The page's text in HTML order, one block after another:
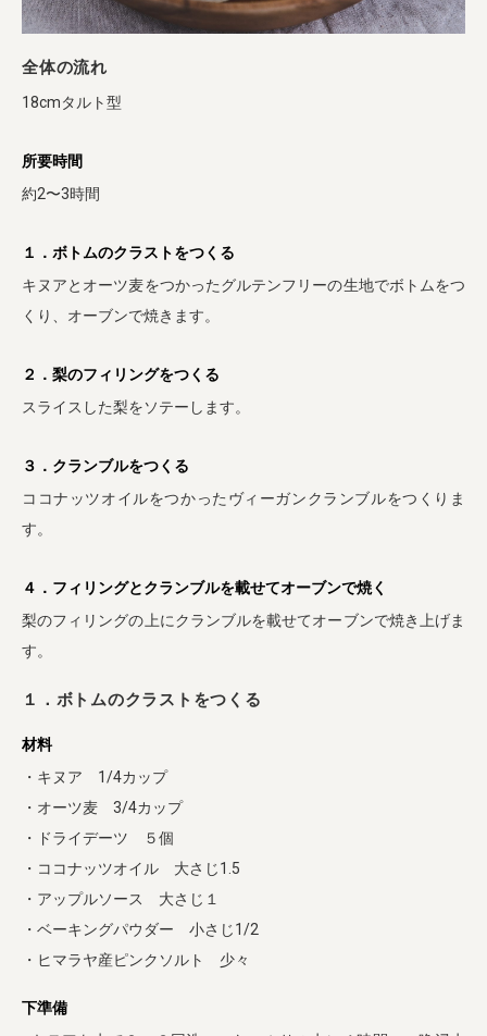
全体の流れ
18cmタルト型
所要時間
約2〜3時間
１．ボトムのクラストをつくる
キヌアとオーツ麦をつかったグルテンフリーの生地でボトムをつ
くり、オーブンで焼きます。
２．梨のフィリングをつくる
スライスした梨をソテーします。
３．クランブルをつくる
ココナッツオイルをつかったヴィーガンクランブルをつくりま
す。
４．フィリングとクランブルを載せてオーブンで焼く
梨のフィリングの上にクランブルを載せてオーブンで焼き上げま
す。
１．ボトムのクラストをつくる
材料
・キヌア 1/4カップ
・オーツ麦 3/4カップ
・ドライデーツ ５個
・ココナッツオイル 大さじ1.5
・アップルソース 大さじ１
・ベーキングパウダー 小さじ1/2
・ヒマラヤ産ピンクソルト 少々
下準備